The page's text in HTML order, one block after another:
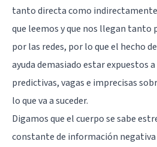
tanto directa como
que leemos y que nos llegan tanto
por las redes, por lo que el hecho
ayuda demasiado estar expuestos
predictivas, vagas e imprecisas
lo que va a suceder.
Digamos que el cuerpo se sabe
constante de información negativa